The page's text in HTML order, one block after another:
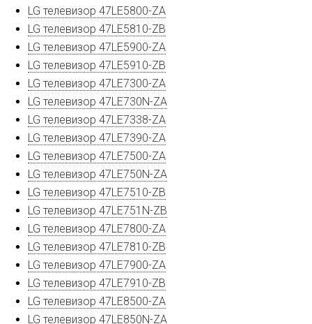
LG телевизор 47LE5800-ZA
LG телевизор 47LE5810-ZB
LG телевизор 47LE5900-ZA
LG телевизор 47LE5910-ZB
LG телевизор 47LE7300-ZA
LG телевизор 47LE730N-ZA
LG телевизор 47LE7338-ZA
LG телевизор 47LE7390-ZA
LG телевизор 47LE7500-ZA
LG телевизор 47LE750N-ZA
LG телевизор 47LE7510-ZB
LG телевизор 47LE751N-ZB
LG телевизор 47LE7800-ZA
LG телевизор 47LE7810-ZB
LG телевизор 47LE7900-ZA
LG телевизор 47LE7910-ZB
LG телевизор 47LE8500-ZA
LG телевизор 47LE850N-ZA